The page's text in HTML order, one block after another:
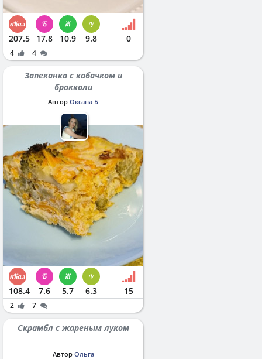
207.5 17.8 10.9 9.8 0
4 4
Запеканка с кабачком и
брокколи
Автор Оксана Б
108.4 7.6 5.7 6.3 15
2 7
Скрамбл с жареным луком
Автор Ольга